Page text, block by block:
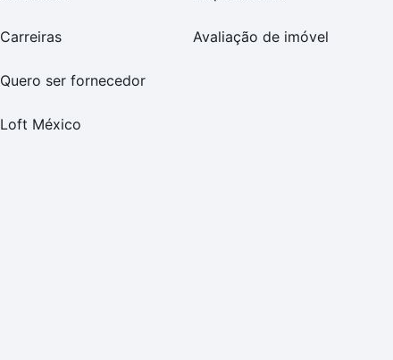
Carreiras
Quero ser fornecedor
Loft México
Avaliação de imóvel